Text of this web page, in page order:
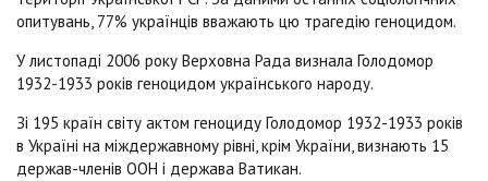
опитувань, 77% українців вважають цю трагедію геноцидом.
У листопаді 2006 року Верховна Рада визнала Голодомор
1932-1933 років геноцидом українського народу.
Зі 195 країн світу актом геноциду Голодомор 1932-1933 років
в Україні на міждержавному рівні, крім України, визнають 15
держав-членів ООН і держава Ватикан.